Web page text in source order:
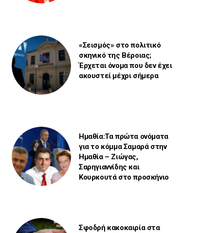
«Σεισμός» στο πολιτικό
σκηνικό της Βέροιας;
Έρχεται όνομα που δεν έχει
ακουστεί μέχρι σήμερα
Ημαθία:Τα πρώτα ονόματα
για το κόμμα Σαμαρά στην
Ημαθία – Ζιώγας,
Σαρηγιαννίδης και
Κουρκουτά στο προσκήνιο
Σφοδρή κακοκαιρία στα